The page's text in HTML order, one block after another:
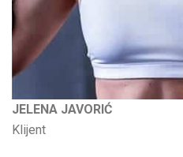
JELENA JAVORIĆ
Klijent